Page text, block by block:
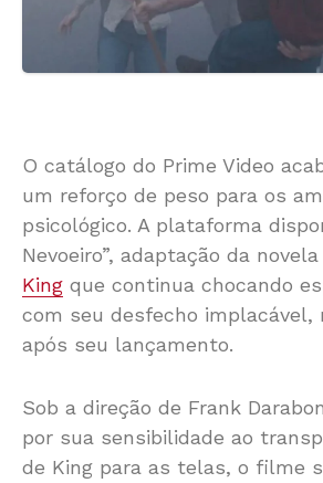
O catálogo do Prime Video
um reforço de peso para os
psicológico. A plataforma
Nevoeiro”, adaptação da
King que continua chocando
com seu desfecho implacável,
após seu lançamento.
Sob a direção de Frank
por sua sensibilidade ao
de King para as telas, o filme